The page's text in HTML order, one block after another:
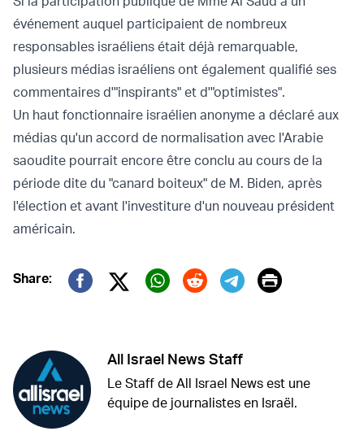
événement auquel participaient de nombreux
responsables israéliens était déjà remarquable,
plusieurs médias israéliens ont également qualifié ses
commentaires d'"inspirants" et d'"optimistes".
Un haut fonctionnaire israélien anonyme a déclaré aux
médias qu'un accord de normalisation avec l'Arabie
saoudite pourrait encore être conclu au cours de la
période dite du "canard boiteux" de M. Biden, après
l'élection et avant l'investiture d'un nouveau président
américain.
Share:
Twitter (X)
Print
All Israel News Staff
Le Staff de All Israel News est une
équipe de journalistes en Israël.